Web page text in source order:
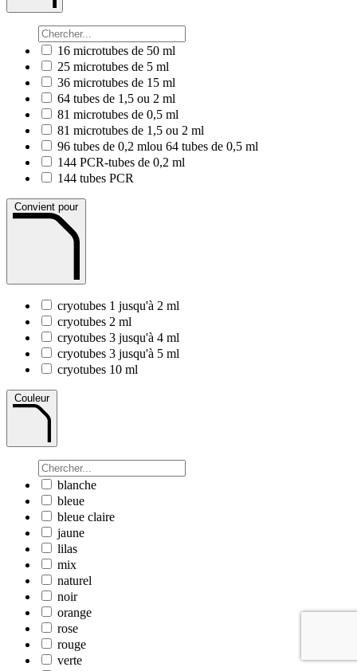
16 microtubes de 50 ml
25 microtubes de 5 ml
36 microtubes de 15 ml
64 tubes de 1,5 ou 2 ml
81 microtubes de 0,5 ml
81 microtubes de 1,5 ou 2 ml
96 tubes de 0,2 mlou 64 tubes de 0,5 ml
144 PCR-tubes de 0,2 ml
144 tubes PCR
Convient pour
cryotubes 1 jusqu'à 2 ml
cryotubes 2 ml
cryotubes 3 jusqu'à 4 ml
cryotubes 3 jusqu'à 5 ml
cryotubes 10 ml
Couleur
blanche
bleue
bleue claire
jaune
lilas
mix
naturel
noir
orange
rose
rouge
verte